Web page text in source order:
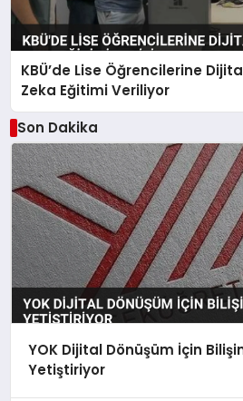
KBÜ’de Lise Öğrencilerine
Zeka Eğitimi Veriliyor
Son Dakika
YOK Dijital Dönüşüm İçin
Yetiştiriyor